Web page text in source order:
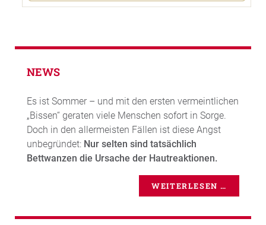
NEWS
Es ist Sommer – und mit den ersten vermeintlichen
„Bissen“ geraten viele Menschen sofort in Sorge.
Doch in den allermeisten Fällen ist diese Angst
unbegründet: Nur selten sind tatsächlich
Bettwanzen die Ursache der Hautreaktionen.
WEITERLESEN …